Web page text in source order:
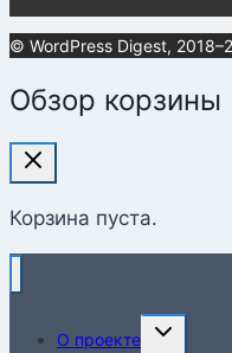
© WordPress Digest,
Обзор корзины
Корзина пуста.
О проекте